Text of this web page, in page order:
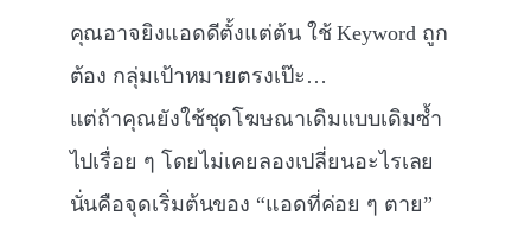
คุณอาจยิงแอดดีตั้งแต่ต้น ใช้ Keyword ถูก
ต้อง กลุ่มเป้าหมายตรงเป๊ะ…
แต่ถ้าคุณยังใช้ชุดโฆษณาเดิมแบบเดิมซ้ำ
ไปเรื่อย ๆ โดยไม่เคยลองเปลี่ยนอะไรเลย
นั่นคือจุดเริ่มต้นของ “แอดที่ค่อย ๆ ตาย”